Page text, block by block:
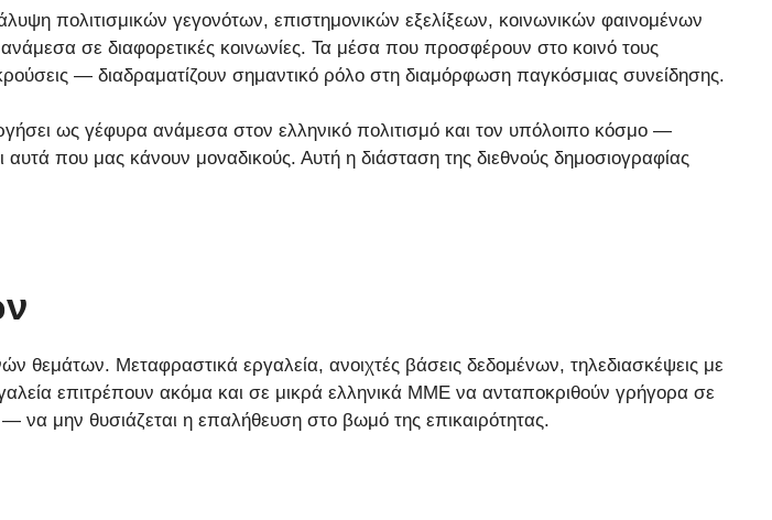
πολιτισμικών γεγονότων, επιστημονικών εξελίξεων, κοινωνικών φαινομένων
σε διαφορετικές κοινωνίες. Τα μέσα που προσφέρουν στο κοινό τους
— διαδραματίζουν σημαντικό ρόλο στη διαμόρφωση παγκόσμιας συνείδησης.
ως γέφυρα ανάμεσα στον ελληνικό πολιτισμό και τον υπόλοιπο κόσμο —
που μας κάνουν μοναδικούς. Αυτή η διάσταση της διεθνούς δημοσιογραφίας
θεμάτων. Μεταφραστικά εργαλεία, ανοιχτές βάσεις δεδομένων, τηλεδιασκέψεις με
επιτρέπουν ακόμα και σε μικρά ελληνικά ΜΜΕ να ανταποκριθούν γρήγορα σε
— να μην θυσιάζεται η επαλήθευση στο βωμό της επικαιρότητας.